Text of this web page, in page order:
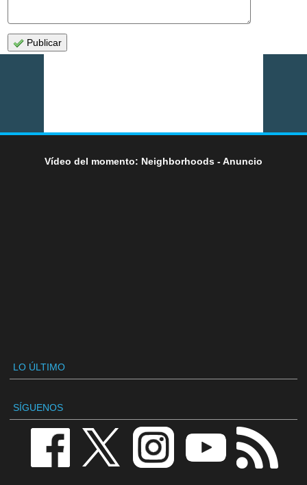
Publicar
Vídeo del momento: Neighborhoods - Anuncio
LO ÚLTIMO
SÍGUENOS